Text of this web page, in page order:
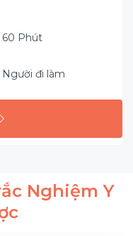
60 Phút
Người đi làm
Nghiệm Y